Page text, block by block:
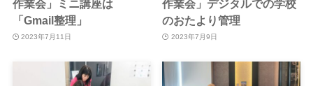
作業会」ミニ講座は
「Gmail整理」
2023年7月11日
作業会」デジタルでの学校
のおたより管理
2023年7月9日